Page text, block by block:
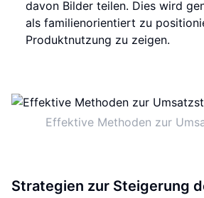
davon Bilder teilen. Dies wird
als familienorientiert zu
Produktnutzung zu zeigen.
Effektive Methoden zur
Strategien zur Steigerung